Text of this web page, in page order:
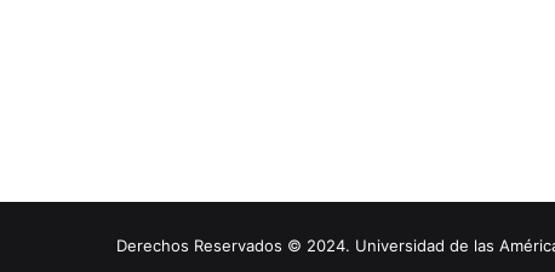
Derechos Reservados © 2024. Universidad de las